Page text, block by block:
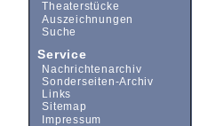
Theaterstücke
Auszeichnungen
Suche
Service
Nachrichtenarchiv
Sonderseiten-Archiv
Links
Sitemap
Impressum